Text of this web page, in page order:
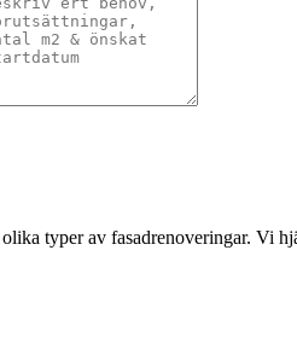
typer av fasadrenoveringar. Vi